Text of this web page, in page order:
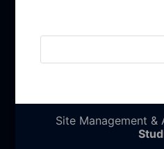
Site Management &